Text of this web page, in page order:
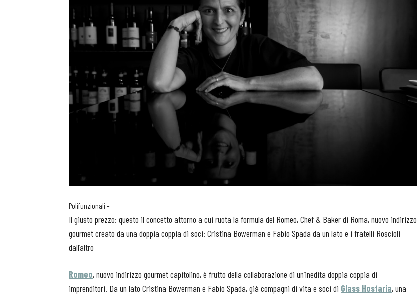
Polifunzionali –
Il giusto prezzo: questo il concetto attorno a cui ruota la formula del Romeo, Chef & Baker di Roma, nuovo indirizzo
gourmet creato da una doppia coppia di soci: Cristina Bowerman e Fabio Spada da un lato e i fratelli Roscioli
dall’altro
Romeo, nuovo indirizzo gourmet capitolino, è frutto della collaborazione di un’inedita doppia coppia di
imprenditori. Da un lato Cristina Bowerman e Fabio Spada, già compagni di vita e soci di Glass Hostaria, una